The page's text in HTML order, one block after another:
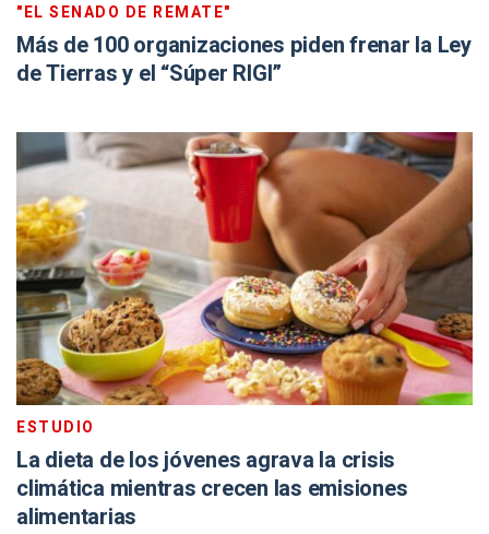
"EL SENADO DE REMATE"
Más de 100 organizaciones piden frenar la Ley
de Tierras y el “Súper RIGI”
ESTUDIO
La dieta de los jóvenes agrava la crisis
climática mientras crecen las emisiones
alimentarias